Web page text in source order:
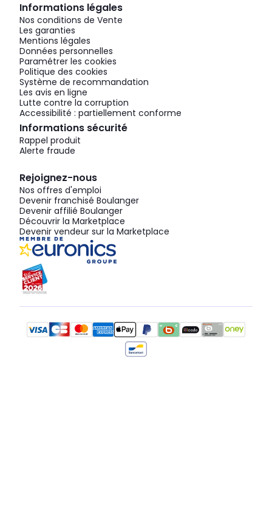
Informations légales
Nos conditions de Vente
Les garanties
Mentions légales
Données personnelles
Paramétrer les cookies
Politique des cookies
Système de recommandation
Les avis en ligne
Lutte contre la corruption
Accessibilité : partiellement conforme
Informations sécurité
Rappel produit
Alerte fraude
Rejoignez-nous
Nos offres d'emploi
Devenir franchisé Boulanger
Devenir affilié Boulanger
Découvrir la Marketplace
Devenir vendeur sur la Marketplace